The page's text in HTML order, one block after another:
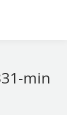
min